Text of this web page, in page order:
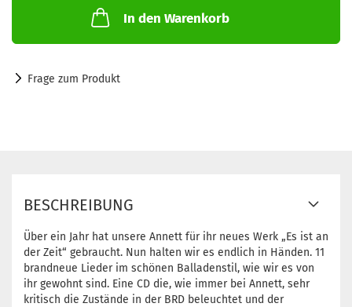
In den Warenkorb
Frage zum Produkt
BESCHREIBUNG
Über ein Jahr hat unsere Annett für ihr neues Werk „Es ist an
der Zeit“ gebraucht. Nun halten wir es endlich in Händen. 11
brandneue Lieder im schönen Balladenstil, wie wir es von
ihr gewohnt sind. Eine CD die, wie immer bei Annett, sehr
kritisch die Zustände in der BRD beleuchtet und der